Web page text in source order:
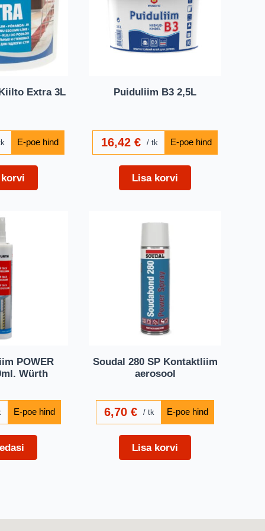
Extra 3L Puiduliim B3 2,5L
16,42 € tk
Lisa korvi
POWER
Würth
Soudal 280 SP Kontaktliim
aerosool
6,70€ tk
Lisa korvi